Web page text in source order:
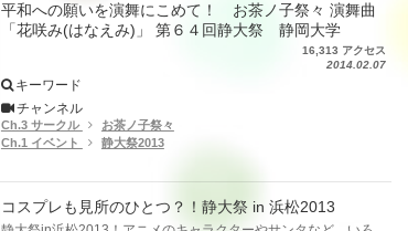
平和への願いを演舞にこめて！ お茶ノ子祭々 演舞曲
「花咲み(はなえみ)」 第６４回静大祭 静岡大学
16,313 アクセス
2014.02.07
キーワード
チャンネル
Ch.3 サークル
お茶ノ子祭々
Ch.1 イベント
静大祭2013
コスプレも見所のひとつ？！静大祭 in 浜松2013